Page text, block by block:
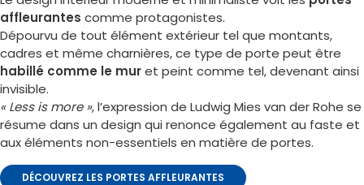
affleurantes comme protagonistes.
Dépourvu de tout élément extérieur tel que montants,
cadres et même charnières, ce type de porte peut être
habillé comme le muret peint comme tel, devenant ainsi
invisible.
« Less is more », l’expression de Ludwig Mies van der Rohe se
résume dans un design qui renonce également au faste et
aux éléments non-essentiels en matière de portes.
DÉCOUVREZ LES PORTES AFFLEURANTES